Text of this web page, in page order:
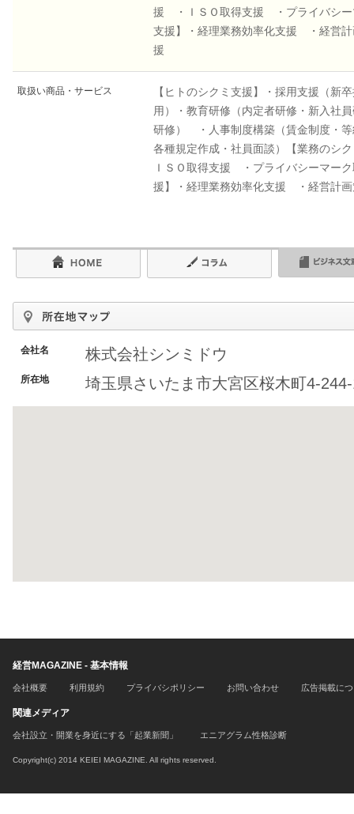
援 ・ＩＳＯ取得支援 ・プライバシー
支援】・経理業務効率化支援 ・経営
援
取扱い商品・サービス
【ヒトのシクミ支援】・採用支援（新
用）・教育研修（内定者研修・新入社
研修） ・人事制度構築（賃金制度・
各種規定作成・社員面談）【業務のシ
ＩＳＯ取得支援 ・プライバシーマー
援】・経理業務効率化支援 ・経営計
会社名 株式会社シンミドウ
所在地 埼玉県さいたま市大宮区桜木町4-
経営MAGAZINE - 基本情報
会社概要 利用規約 プライバシポリシー お問い合わせ 広告掲載に
関連メディア
会社設立・開業を身近にする「起業新聞」 エニアグラム性格診断
Copyright(c) 2014 KEIEI MAGAZINE. All rights reserved.